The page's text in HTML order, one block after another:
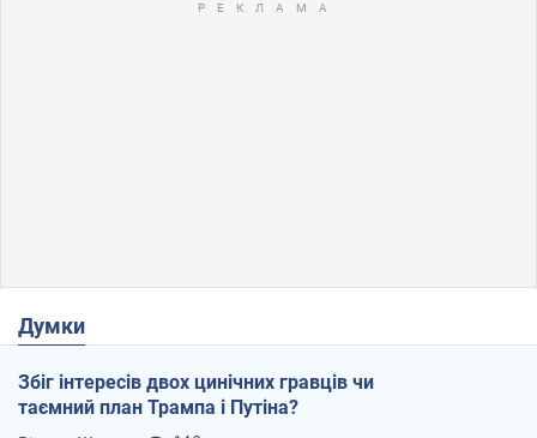
Думки
Збіг інтересів двох цинічних гравців чи
таємний план Трампа і Путіна?